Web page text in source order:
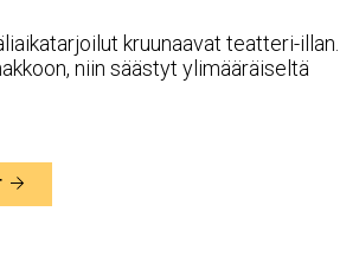
kruunaavat teatteri-illan.
niin säästyt ylimääräiseltä